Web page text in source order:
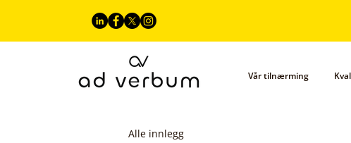
Vår tilnærming
Alle innlegg